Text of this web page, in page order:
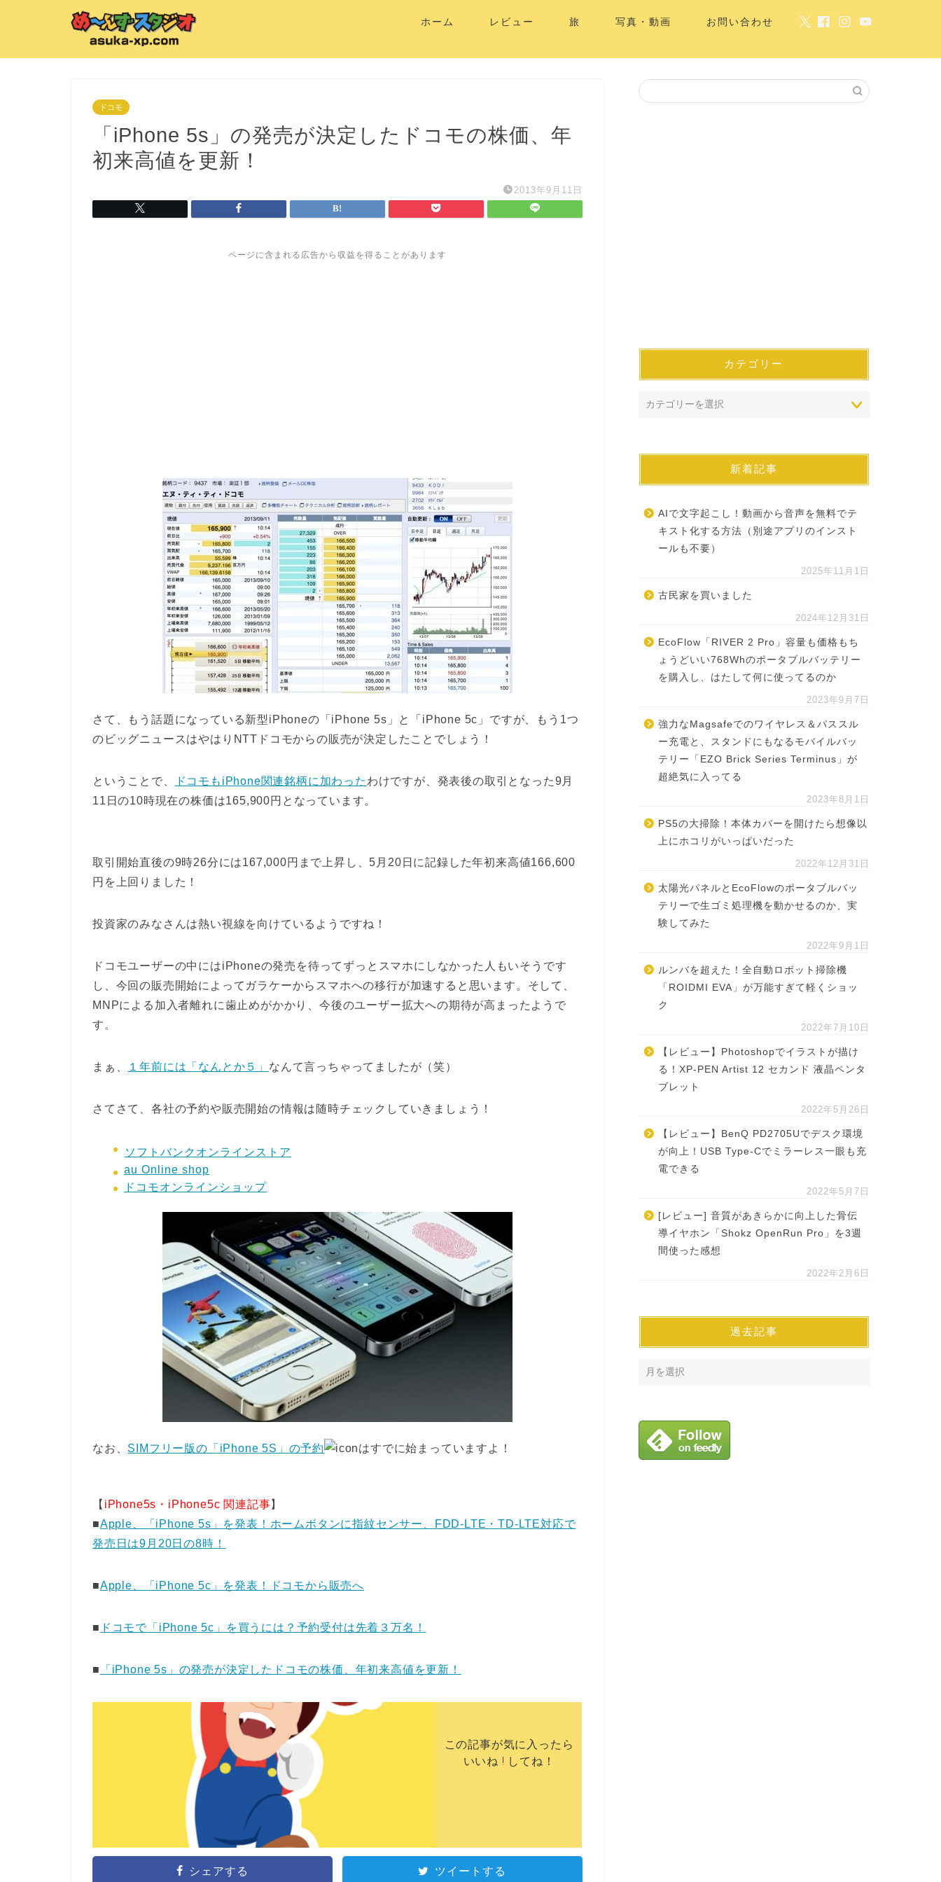
ホーム レビュー 旅 写真・動画 お問い合わせ
ドコモ
「iPhone 5s」の発売が決定したドコモの株価、年
初来高値を更新！
2013年9月11日
ページに含まれる広告から収益を得ることがあります
さて、もう話題になっている新型iPhoneの「iPhone 5s」と「iPhone 5c」ですが、もう1つ
のビッグニュースはやはりNTTドコモからの販売が決定したことでしょう！
ということで、 ドコモもiPhone関連銘柄に加わった わけですが、発表後の取引となった9月
11日の10時現在の株価は165,900円となっています。
取引開始直後の9時26分には167,000円まで上昇し、5月20日に記録した年初来高値166,600
円を上回りました！
投資家のみなさんは熱い視線を向けているようですね！
ドコモユーザーの中にはiPhoneの発売を待ってずっとスマホにしなかった人もいそうです
し、今回の販売開始によってガラケーからスマホへの移行が加速すると思います。そして、
MNPによる加入者離れに歯止めがかかり、今後のユーザー拡大への期待が高まったようで
す。
まぁ、 １年前には「なんとか５」 なんて言っちゃってましたが（笑）
さてさて、各社の予約や販売開始の情報は随時チェックしていきましょう！
ソフトバンクオンラインストア
au Online shop
ドコモオンラインショップ
なお、 SIMフリー版の「iPhone 5S」の予約 はすでに始まっていますよ！
【 iPhone5s・iPhone5c 関連記事】
■Apple、「iPhone 5s」を発表！ホームボタンに指紋センサー、FDD-LTE・TD-LTE対応で
発売日は9月20日の8時！
■Apple、「iPhone 5c」を発表！ドコモから販売へ
■ ドコモで「iPhone 5c」を買うには？予約受付は先着３万名！
■ 「iPhone 5s」の発売が決定したドコモの株価、年初来高値を更新！
この記事が気に入ったら
いいね ! してね！
シェアする ツイートする
カテゴリー
新着記事
AIで文字起こし！動画から音声を無料でテ
キスト化する方法（別途アプリのインスト
ールも不要）
2025年11月1日
古民家を買いました
2024年12月31日
EcoFlow「RIVER 2 Pro」容量も価格もち
ょうどいい768Whのポータブルバッテリー
を購入し、はたして何に使ってるのか
2023年9月7日
強力なMagsafeでのワイヤレス＆パススル
ー充電と、スタンドにもなるモバイルバッ
テリー「EZO Brick Series Terminus」が
超絶気に入ってる
2023年8月1日
PS5の大掃除！本体カバーを開けたら想像以
上にホコリがいっぱいだった
2022年12月31日
太陽光パネルとEcoFlowのポータブルバッ
テリーで生ゴミ処理機を動かせるのか、実
験してみた
2022年9月1日
ルンバを超えた！全自動ロボット掃除機
「ROIDMI EVA」が万能すぎて軽くショッ
ク
2022年7月10日
【レビュー】Photoshopでイラストが描け
る！XP-PEN Artist 12 セカンド 液晶ペンタ
ブレット
2022年5月26日
【レビュー】BenQ PD2705Uでデスク環境
が向上！USB Type-Cでミラーレス一眼も充
電できる
2022年5月7日
[レビュー] 音質があきらかに向上した骨伝
導イヤホン「Shokz OpenRun Pro」を3週
間使った感想
2022年2月6日
過去記事